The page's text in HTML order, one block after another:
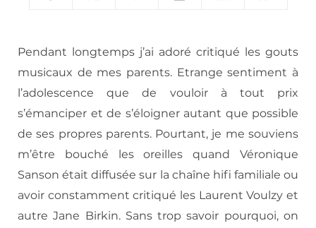
Pendant longtemps j’ai adoré critiqué les gouts
musicaux de mes parents. Etrange sentiment à
l’adolescence que de vouloir à tout prix
s’émanciper et de s’éloigner autant que possible
de ses propres parents. Pourtant, je me souviens
m’être bouché les oreilles quand Véronique
Sanson était diffusée sur la chaîne hifi familiale ou
avoir constamment critiqué les Laurent Voulzy et
autre Jane Birkin. Sans trop savoir pourquoi, on